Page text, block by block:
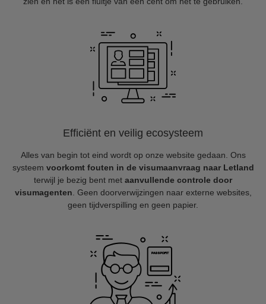
Efficiënt en veilig ecosysteem
Alles van begin tot eind wordt op onze website gedaan. Ons
systeem voorkomt fouten in de visumaanvraag naar Letland
terwijl je bezig bent met aanvullende controle door
visumagenten . Geen doorverwijzingen naar externe websites,
geen tijdverspilling en geen papier.